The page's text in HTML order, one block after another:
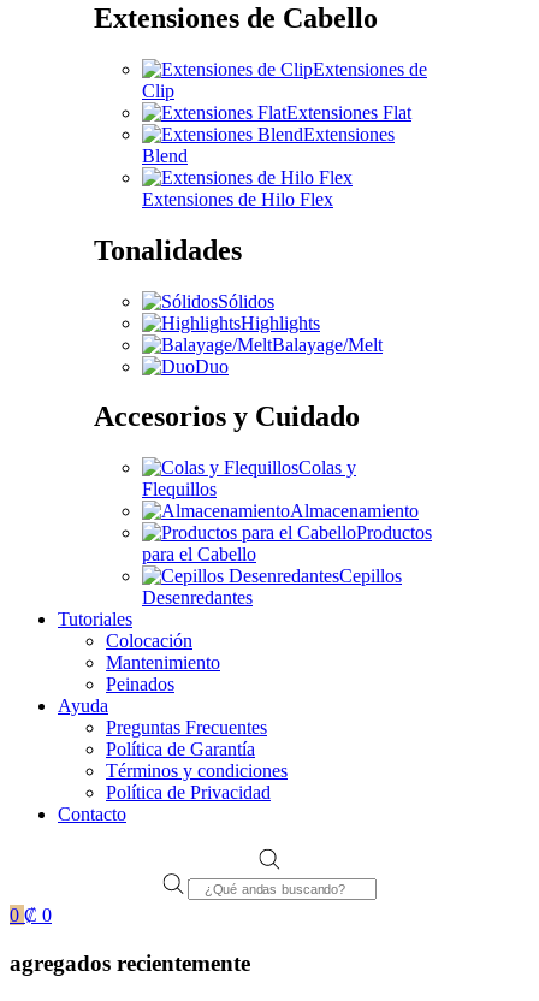
Extensiones de Cabello
Extensiones de
Clip
Extensiones Flat
Extensiones
Blend
Extensiones de Hilo Flex
Tonalidades
Sólidos
Highlights
Balayage/Melt
Duo
Accesorios y Cuidado
Colas y
Flequillos
Almacenamiento
Productos
para el Cabello
Cepillos
Desenredantes
Tutoriales
Colocación
Mantenimiento
Peinados
Ayuda
Preguntas Frecuentes
Política de Garantía
Términos y condiciones
Política de Privacidad
Contacto
Products
search
0 ₡ 0
agregados recientemente